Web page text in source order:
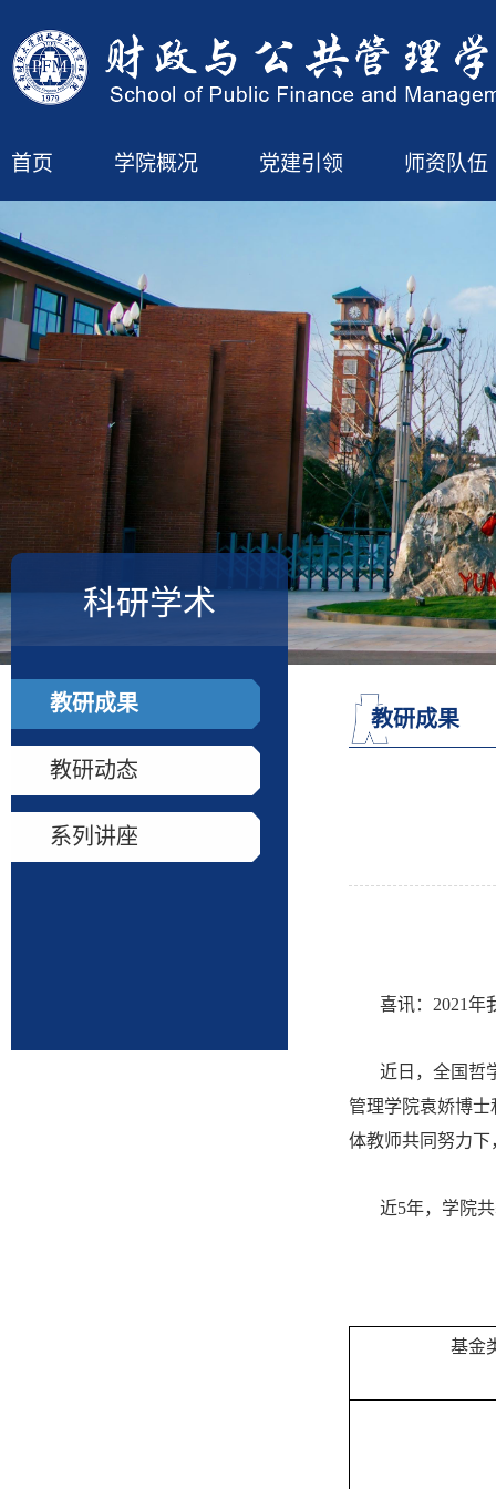
首页 学院概况 党建引领 师资队伍
科研学术
教研成果
教研动态
系列讲座
教研成果
喜讯：2021年
近日，全国哲
管理学院袁娇博
体教师共同努力
近5年，学院
基金